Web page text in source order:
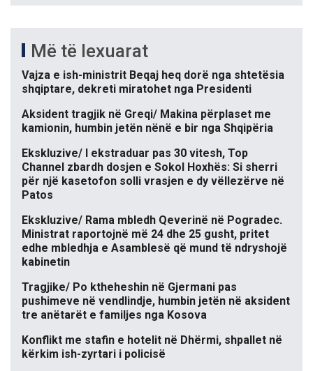
Më të lexuarat
Vajza e ish-ministrit Beqaj heq dorë nga shtetësia
shqiptare, dekreti miratohet nga Presidenti
Aksident tragjik në Greqi/ Makina përplaset me
kamionin, humbin jetën nënë e bir nga Shqipëria
Ekskluzive/ I ekstraduar pas 30 vitesh, Top
Channel zbardh dosjen e Sokol Hoxhës: Si sherri
për një kasetofon solli vrasjen e dy vëllezërve në
Patos
Ekskluzive/ Rama mbledh Qeverinë në Pogradec.
Ministrat raportojnë më 24 dhe 25 gusht, pritet
edhe mbledhja e Asamblesë që mund të ndryshojë
kabinetin
Tragjike/ Po ktheheshin në Gjermani pas
pushimeve në vendlindje, humbin jetën në aksident
tre anëtarët e familjes nga Kosova
Konflikt me stafin e hotelit në Dhërmi, shpallet në
kërkim ish-zyrtari i policisë